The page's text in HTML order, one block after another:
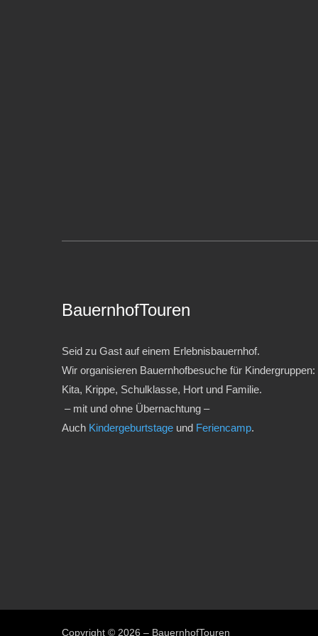
BauernhofTouren
Seid zu Gast auf einem Erlebnisbauernhof.
Wir organisieren Bauernhofbesuche für Kindergruppen:
Kita, Krippe, Schulklasse, Hort und Familie.
– mit und ohne Übernachtung –
Auch Kindergeburtstage und Feriencamp.
Copyright © 2026 – BauernhofTouren